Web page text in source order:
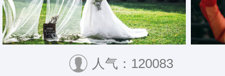
人气：120083